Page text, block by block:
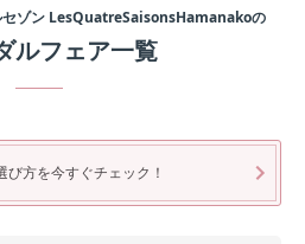
セゾン LesQuatreSaisonsHamanakoの
ルフェア一覧
方を今すぐチェック！